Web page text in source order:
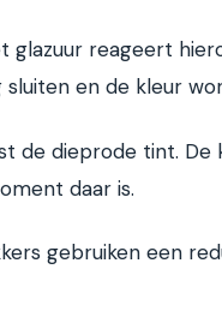
glazuur reageert
sluiten en de kleur
de dieprode tint.
daar is.
gebruiken een